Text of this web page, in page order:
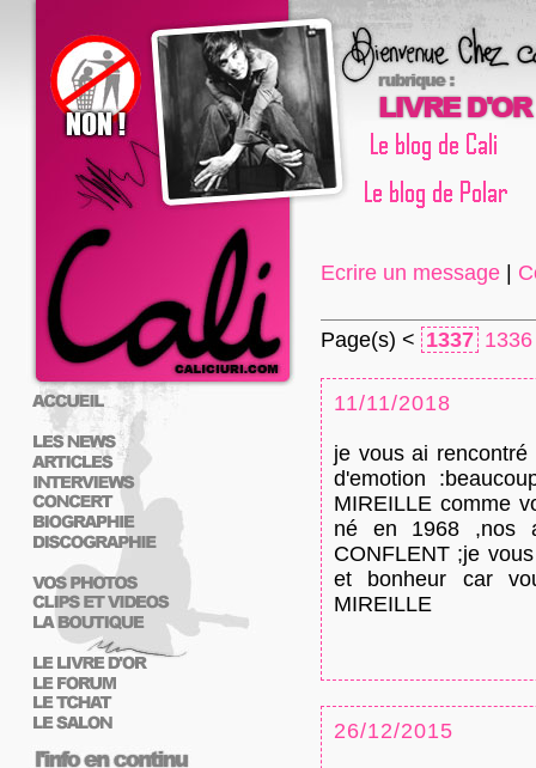
Ecrire un message
Page(s) < 1337 1336
11/11/2018
je vous ai
d'emotion
MIREILLE comme
né en 1968 ,nos
CONFLENT ;je
et bonheur car
MIREILLE
26/12/2015